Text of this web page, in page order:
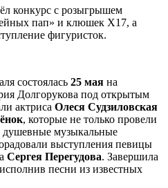
конкурс с розыгрышем
пап» и клюшек Х17, а
фигуристок.
состоялась 25 мая на
Долгорукова под открытым
актриса Олеся Судзиловская
, которые не только провели
музыкальные
выступления певицы
Сергея Перегудова. Завершила
песни из известных